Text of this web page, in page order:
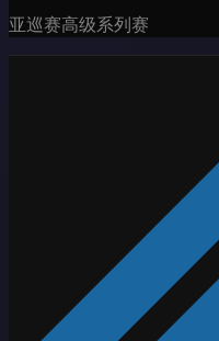
亚巡赛高级系列赛